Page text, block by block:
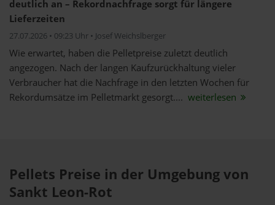
deutlich an – Rekordnachfrage sorgt für längere
Lieferzeiten
27.07.2026 • 09:23 Uhr • Josef Weichslberger
Wie erwartet, haben die Pelletpreise zuletzt deutlich
angezogen. Nach der langen Kaufzurückhaltung vieler
Verbraucher hat die Nachfrage in den letzten Wochen für
Rekordumsätze im Pelletmarkt gesorgt.... weiterlesen
Pellets Preise in der Umgebung von
Sankt Leon-Rot